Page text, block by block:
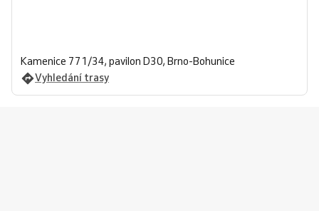
Kamenice 771/34, pavilon D30, Brno-Bohunice
Vyhledání trasy